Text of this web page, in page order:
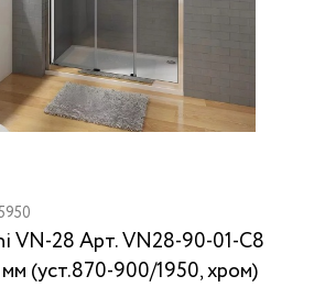
VN-28 Арт. VN28-90-01-C8
(уст.870-900/1950, хром)